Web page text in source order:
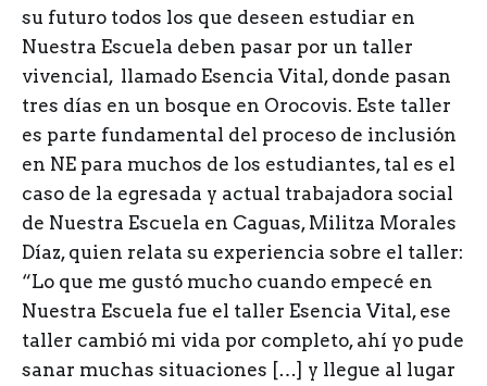
su futuro todos los que deseen estudiar en
Nuestra Escuela deben pasar por un taller
vivencial, llamado Esencia Vital, donde pasan
tres días en un bosque en Orocovis. Este taller
es parte fundamental del proceso de inclusión
en NE para muchos de los estudiantes, tal es el
caso de la egresada y actual trabajadora social
de Nuestra Escuela en Caguas, Militza Morales
Díaz, quien relata su experiencia sobre el taller:
“Lo que me gustó mucho cuando empecé en
Nuestra Escuela fue el taller Esencia Vital, ese
taller cambió mi vida por completo, ahí yo pude
sanar muchas situaciones […] y llegue al lugar